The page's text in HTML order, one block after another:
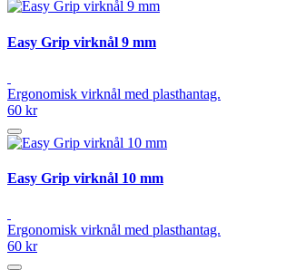
Easy Grip virknål 9 mm
Ergonomisk virknål med plasthantag.
60 kr
Easy Grip virknål 10 mm
Ergonomisk virknål med plasthantag.
60 kr